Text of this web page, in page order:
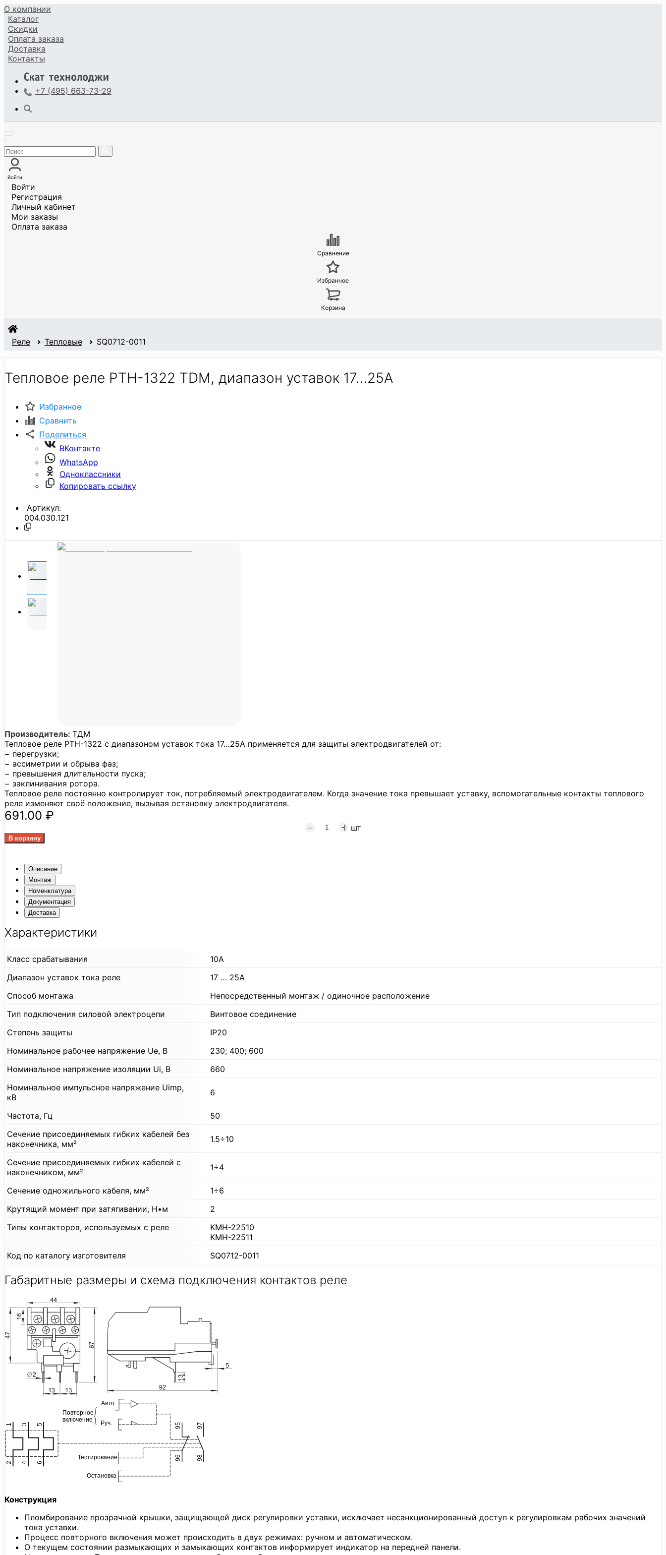
О компании
Каталог
Скидки
Оплата заказа
Доставка
Контакты
+7 (495) 663-73-29
Войти
Войти
Регистрация
Личный кабинет
Мои заказы
Оплата заказа
Сравнение
Избранное
Корзина
Реле Тепловые SQ0712-0011
Тепловое реле РТН-1322 TDM, диапазон уставок 17…25А
Избранное
Сравнить
Поделиться
ВКонтакте
WhatsApp
Одноклассники
Копировать ссылку
Артикул:
004.030.121
Производитель: ТДМ
Тепловое реле РТН-1322 с диапазоном уставок тока 17…25А применяется для защиты электродвигателей от:
− перегрузки;
− ассиметрии и обрыва фаз;
− превышения длительности пуска;
− заклинивания ротора.
Тепловое реле постоянно контролирует ток, потребляемый электродвигателем. Когда значение тока превышает уставку, вспомогательные контакты теплового
реле изменяют своё положение, вызывая остановку электродвигателя.
691.00 ₽
шт
Описание
Монтаж
Номенклатура
Документация
Доставка
Характеристики
Класс срабатывания
10А
Диапазон уставок тока реле
17 … 25А
Способ монтажа
Непосредственный монтаж / одиночное расположение
Тип подключения силовой электроцепи
Винтовое соединение
Степень защиты
IP20
Номинальное рабочее напряжение Uе, В
230; 400; 600
Номинальное напряжение изоляции Ui, В
660
Номинальное импульсное напряжение Uimp,
кВ
6
Частота, Гц
50
Сечение присоединяемых гибких кабелей без
наконечника, мм²
1.5÷10
Сечение присоединяемых гибких кабелей с
наконечником, мм²
1÷4
Сечение одножильного кабеля, мм²
1÷6
Крутящий момент при затягивании, Н•м
2
Типы контакторов, используемых с реле
КМН-22510
КМН-22511
Код по каталогу изготовителя
SQ0712-0011
Габаритные размеры и схема подключения контактов реле
Конструкция
Пломбирование прозрачной крышки, защищающей диск регулировки уставки, исключает несанкционированный доступ к регулировкам рабочих значений
тока уставки.
Процесс повторного включения может происходить в двух режимах: ручном и автоматическом.
О текущем состоянии размыкающих и замыкающих контактов информирует индикатор на передней панели.